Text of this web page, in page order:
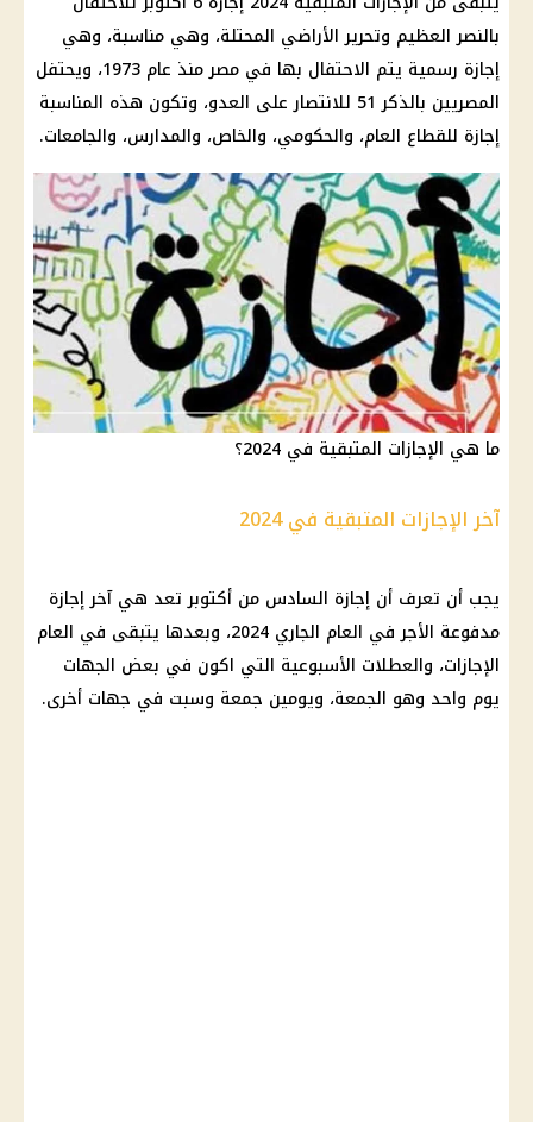
بالنصر العظيم وتحرير الأراضي المحتلة، وهي مناسبة، وهي
إجازة رسمية
يتم الاحتفال بها في مصر منذ عام 1973، ويحتفل
المصريين بالذكر 51 للانتصار على العدو، وتكون هذه المناسبة
إجازة للقطاع العام، والحكومي، والخاص، والمدارس، والجامعات.
ما هي الإجازات المتبقية في 2024؟
آخر الإجازات المتبقية في 2024
يجب أن تعرف أن إجازة السادس من أكتوبر تعد هي آخرإجازة
مدفوعة الأجر في العام الجاري 2024، وبعدها يتبقى في العام
الإجازات، والعطلات الأسبوعية التي اكون في بعض الجهات
يوم واحد وهو الجمعة، ويومين جمعة وسبت في جهات أخرى.